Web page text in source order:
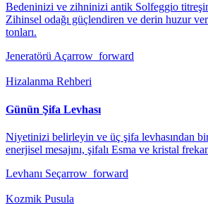
Bedeninizi ve zihninizi antik Solfeggio
Zihinsel odağı güçlendiren ve derin huzur
tonları.
Jeneratörü Açarrow_forward
Hizalanma Rehberi
Günün Şifa Levhası
Niyetinizi belirleyin ve üç şifa levhasından
enerjisel mesajını, şifalı Esma ve kristal
Levhanı Seçarrow_forward
Kozmik Pusula